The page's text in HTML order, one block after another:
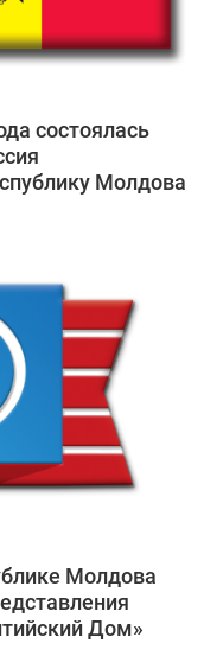
состоялась
Молдова
Молдова
Дом»